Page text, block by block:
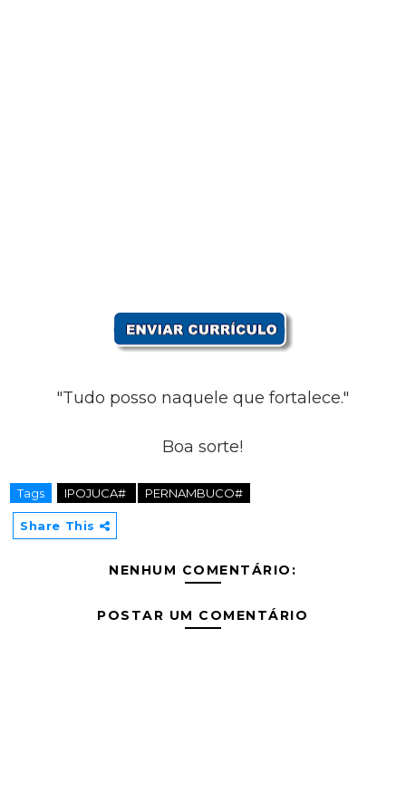
"Tudo posso naquele que fortalece."
Boa sorte!
Tags IPOJUCA# PERNAMBUCO#
Share This
NENHUM COMENTÁRIO:
POSTAR UM COMENTÁRIO